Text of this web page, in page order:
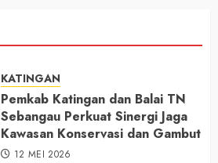
KATINGAN
Pemkab Katingan dan Balai TN
Sebangau Perkuat Sinergi Jaga
Kawasan Konservasi dan Gambut
12 MEI 2026